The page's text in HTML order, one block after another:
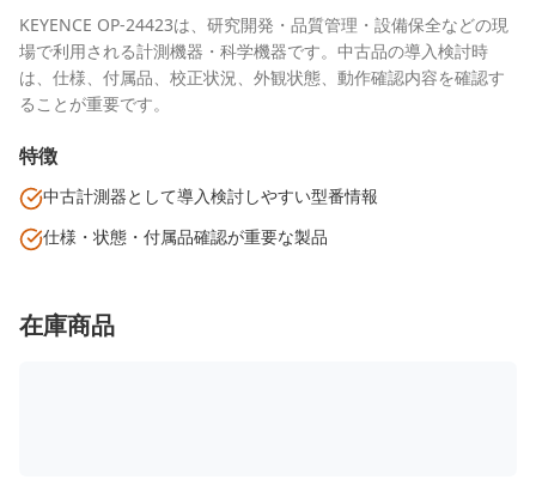
KEYENCE OP-24423は、研究開発・品質管理・設備保全などの現
場で利用される計測機器・科学機器です。中古品の導入検討時
は、仕様、付属品、校正状況、外観状態、動作確認内容を確認す
ることが重要です。
特徴
中古計測器として導入検討しやすい型番情報
仕様・状態・付属品確認が重要な製品
在庫商品